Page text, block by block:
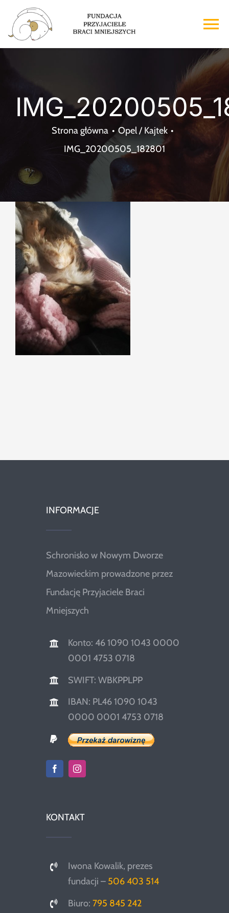
Przejdź
zawartości
O nas
Wsparcie
Kontakt
Szukaj
Strona główna
Opel / Kajtek
IMG_20200505_182801
INFORMACJE
Schronisko w Nowym Dworze
Mazowieckim prowadzone przez
Fundację Przyjaciele Braci
Mniejszych
Konto: 46 1090 1043 0000
0001 4753 0718
SWIFT: WBKPPLPP
IBAN: PL46 1090 1043
0000 0001 4753 0718
KONTAKT
Iwona Kowalik, prezes
fundacji – 506 403 514
Biuro:795 845 242